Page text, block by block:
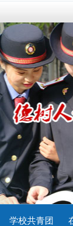
学校共青团